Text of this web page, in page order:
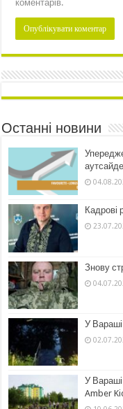
коментарів.
Останні новини
Кадрові
Знову
У
У
Amber